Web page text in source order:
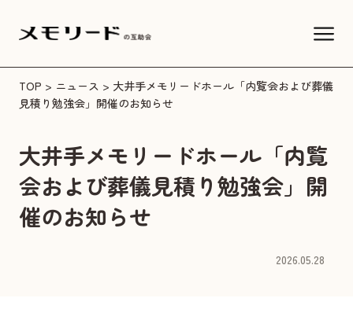
TOP > ニュース > 大井手メモリードホール「内覧会および葬儀
見積り勉強会」開催のお知らせ
大井手メモリードホール「内覧
会および葬儀見積り勉強会」開
催のお知らせ
2026.05.28